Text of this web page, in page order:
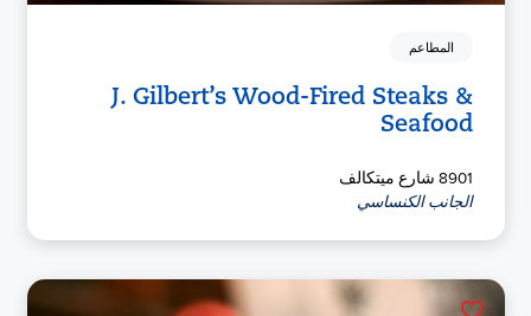
المطاعم
J. Gilbert’s Wood-Fired Steaks &
Seafood
8901 شارع ميتكالف
الجانب الكنساسي